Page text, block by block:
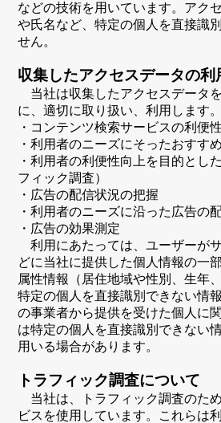
などの技術を用いています。アク
や氏名など、特定の個人を直接識
せん。
収集したアクセスデータの利
当社は収集したアクセスデータ
に、適切に取り扱い、利用します。
・コンテンツ検索サービスの利便
・利用者のニーズにそったおすす
・利用者の利便性向上を目的とし
フィック調査）
・広告の配信状況の把握
・利用者のニーズに沿った広告の
・広告の効果測定
利用にあたっては、ユーザーが
どに当社に提供した個人情報の一
属性情報（居住地域や性別、生年
特定の個人を直接識別できない情
の事業者から提供を受けた個人に
は特定の個人を直接識別できない
用いる場合があります。
トラフィック調査について
当社は、トラフィック調査のた
ビスを使用しています。これらは